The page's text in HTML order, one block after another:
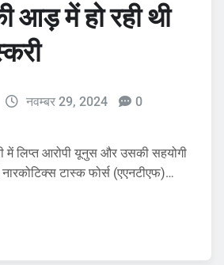
आड़ में हो रही थी
नवम्बर 29, 2024 0
लिप्त आरोपी यूनुस और उसकी सहयोगी
नारकोटिक्स टास्क फोर्स (एएनटीएफ)…